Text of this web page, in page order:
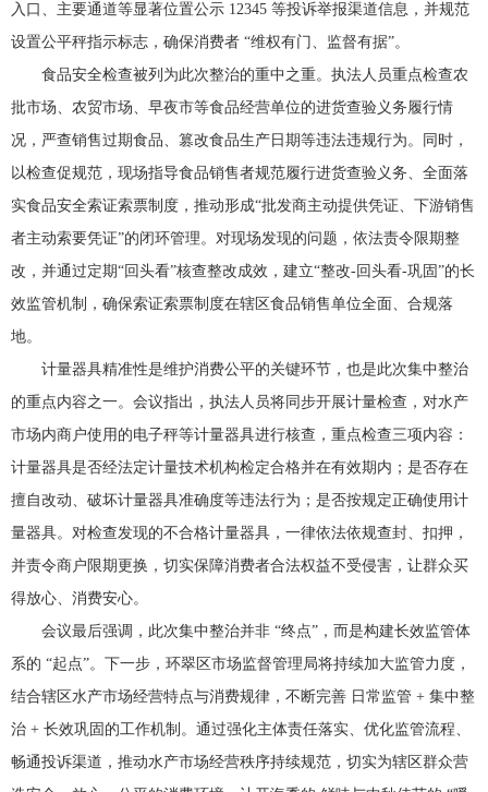
入口、主要通道等显著位置公示 12345 等投诉举报渠道信息，并规范
设置公平秤指示标志，确保消费者 “维权有门、监督有据”。
食品安全检查被列为此次整治的重中之重。执法人员重点检查农
批市场、农贸市场、早夜市等食品经营单位的进货查验义务履行情
况，严查销售过期食品、篡改食品生产日期等违法违规行为。同时，
以检查促规范，现场指导食品销售者规范履行进货查验义务、全面落
实食品安全索证索票制度，推动形成“批发商主动提供凭证、下游销售
者主动索要凭证”的闭环管理。对现场发现的问题，依法责令限期整
改，并通过定期“回头看”核查整改成效，建立“整改-回头看-巩固”的长
效监管机制，确保索证索票制度在辖区食品销售单位全面、合规落
地。
计量器具精准性是维护消费公平的关键环节，也是此次集中整治
的重点内容之一。会议指出，执法人员将同步开展计量检查，对水产
市场内商户使用的电子秤等计量器具进行核查，重点检查三项内容：
计量器具是否经法定计量技术机构检定合格并在有效期内；是否存在
擅自改动、破坏计量器具准确度等违法行为；是否按规定正确使用计
量器具。对检查发现的不合格计量器具，一律依法依规查封、扣押，
并责令商户限期更换，切实保障消费者合法权益不受侵害，让群众买
得放心、消费安心。
会议最后强调，此次集中整治并非 “终点”，而是构建长效监管体
系的 “起点”。下一步，环翠区市场监督管理局将持续加大监管力度，
结合辖区水产市场经营特点与消费规律，不断完善 日常监管 + 集中整
治 + 长效巩固的工作机制。通过强化主体责任落实、优化监管流程、
畅通投诉渠道，推动水产市场经营秩序持续规范，切实为辖区群众营